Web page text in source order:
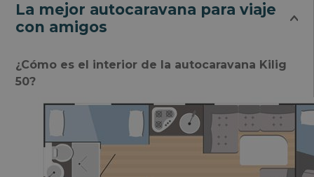
La mejor autocaravana para viaje
con amigos
¿Cómo es el interior de la autocaravana Kilig
50?